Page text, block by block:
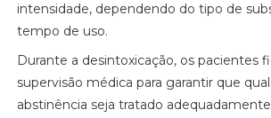
intensidade, dependendo do tipo de
tempo de uso.
Durante a desintoxicação, os pacientes
supervisão médica para garantir que
abstinência seja tratado